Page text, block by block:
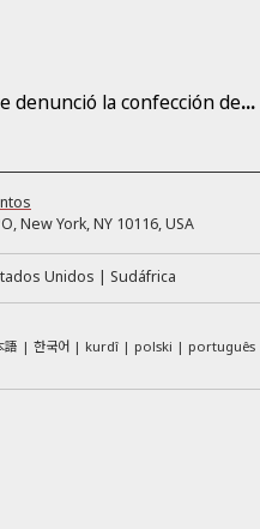
denunció la confección de...
New York, NY 10116, USA
Unidos Sudáfrica
語 한국어 kurdî polski português